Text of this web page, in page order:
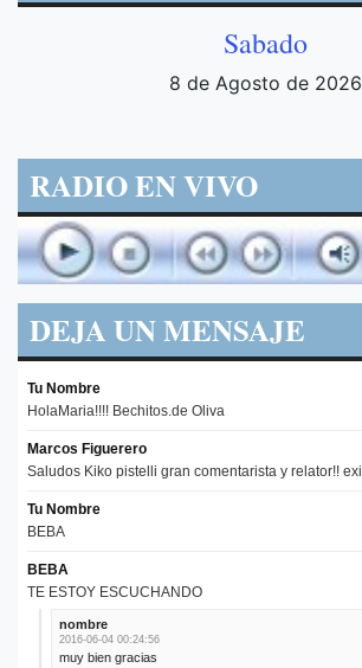
Sabado
8 de Agosto de 2026
RADIO EN VIVO
DEJA UN MENSAJE